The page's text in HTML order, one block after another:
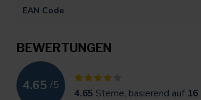
EAN Code
BEWERTUNGEN
4.65 /5
4.65 Sterne, basierend auf 16